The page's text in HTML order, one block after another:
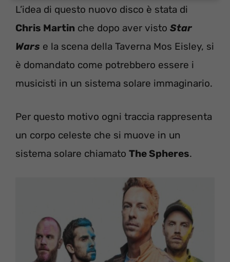
L’idea di questo nuovo disco è stata di
Chris Martin che dopo aver visto Star
Wars e la scena della Taverna Mos Eisley, si
è domandato come potrebbero essere i
musicisti in un sistema solare immaginario.
Per questo motivo ogni traccia rappresenta
un corpo celeste che si muove in un
sistema solare chiamato The Spheres.